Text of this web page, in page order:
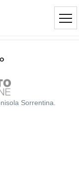
Sorrentina.